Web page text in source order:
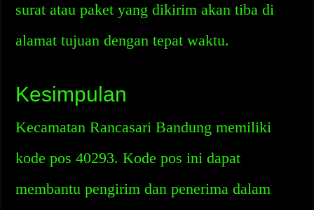
surat atau paket yang dikirim akan tiba di
alamat tujuan dengan tepat waktu.
Kesimpulan
Kecamatan Rancasari Bandung memiliki
kode pos 40293. Kode pos ini dapat
membantu pengirim dan penerima dalam